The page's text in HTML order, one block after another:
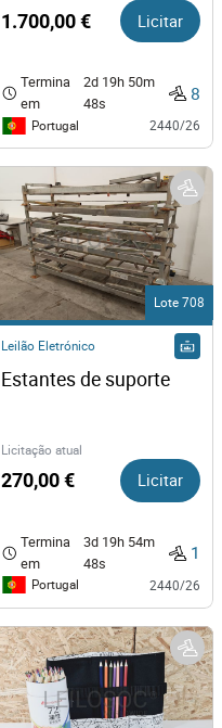
1.700,00 € Licitar
Termina
em
2d 19h 50m
48s
8
Portugal 2440/26
Lote 708
Leilão Eletrónico
Licitação atual
270,00 € Licitar
Termina
em
3d 19h 54m
48s
1
Portugal 2440/26